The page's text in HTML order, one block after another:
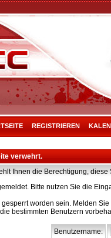
REGISTRIEREN
verwehrt.
Ihnen die Berechtigung, diese
Bitte nutzen Sie die
gesperrt worden sein. Melden
bestimmten Benutzern
Benutzername: